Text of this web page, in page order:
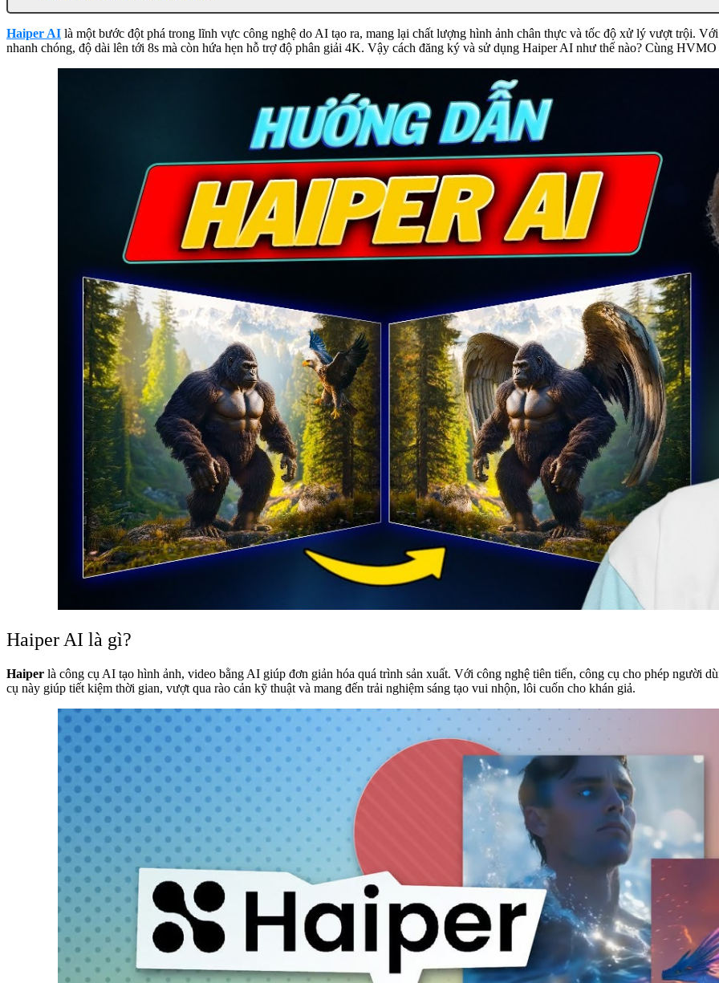
Haiper AI là một bước đột phá trong lĩnh vực công nghệ do AI tạo ra, mang lại chất lượng hình ảnh chân thực và tốc độ xử lý vượt trội.
nhanh chóng, độ dài lên tới 8s mà còn hứa hẹn hỗ trợ độ phân giải 4K. Vậy cách đăng ký và sử dụng Haiper AI như thế nào? Cùng
Haiper AI là gì?
Haiper là công cụ AI tạo hình ảnh, video bằng AI giúp đơn giản hóa quá trình sản xuất. Với công nghệ tiên tiến, công cụ cho phép người
cụ này giúp tiết kiệm thời gian, vượt qua rào cản kỹ thuật và mang đến trải nghiệm sáng tạo vui nhộn, lôi cuốn cho khán giả.